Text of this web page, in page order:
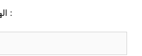
Téléphone - الهاتف :